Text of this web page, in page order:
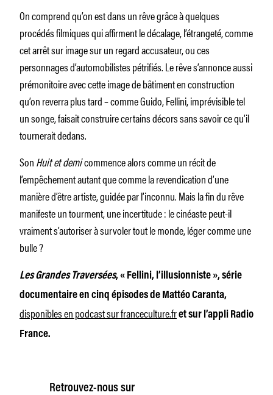
On comprend qu’on est dans un rêve grâce à quelques
procédés filmiques qui affirment le décalage, l’étrangeté, comme
cet arrêt sur image sur un regard accusateur, ou ces
personnages d’automobilistes pétrifiés. Le rêve s’annonce aussi
prémonitoire avec cette image de bâtiment en construction
qu’on reverra plus tard – comme Guido, Fellini, imprévisible tel
un songe, faisait construire certains décors sans savoir ce qu’il
tournerait dedans.
SonHuit et demicommence alors comme un récit de
l’empêchement autant que comme la revendication d’une
manière d’être artiste, guidée par l’inconnu. Mais la fin du rêve
manifeste un tourment, une incertitude : le cinéaste peut-il
vraiment s’autoriser à survoler tout le monde, léger comme une
bulle ?
Les Grandes Traversées, « Fellini, l’illusionniste », série
documentaire en cinq épisodes de Mattéo Caranta,
disponibles en podcast sur franceculture.fret sur l’appli Radio
France.
Retrouvez-nous sur